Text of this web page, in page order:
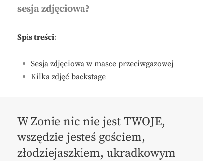
sesja zdjęciowa?
Spis treści:
Sesja zdjęciowa w masce przeciwgazowej
Kilka zdjęć backstage
W Zonie nic nie jest TWOJE,
wszędzie jesteś gościem,
złodziejaszkiem, ukradkowym